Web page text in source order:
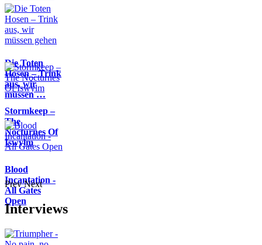
Die Toten
Hosen – Trink
aus, wir
müssen …
Stormkeep –
The
Nocturnes Of
Iswylm
Blood
Incantation -
All Gates
Open
Prev Next
Interviews